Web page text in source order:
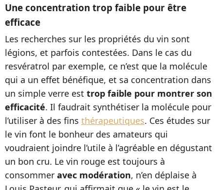
Une concentration trop faible pour être
efficace
Les recherches sur les propriétés du vin sont
légions, et parfois contestées. Dans le cas du
resvératrol par exemple, ce n’est que la molécule
qui a un effet bénéfique, et sa concentration dans
un simple verre est trop faible pour montrer son
efficacité. Il faudrait synthétiser la molécule pour
l’utiliser à des fins thérapeutiques. Ces études sur
le vin font le bonheur des amateurs qui
voudraient joindre l’utile à l’agréable en dégustant
un bon cru. Le vin rouge est toujours à
consommer avec modération, n’en déplaise à